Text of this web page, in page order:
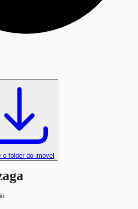
o folder do imóvel